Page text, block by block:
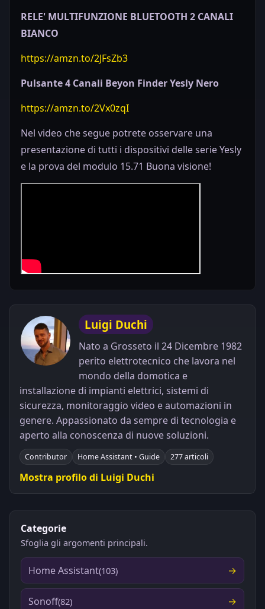
RELE' MULTIFUNZIONE BLUETOOTH 2 CANALI
BIANCO
https://amzn.to/2JFsZb3
Pulsante 4 Canali Beyon Finder Yesly Nero
https://amzn.to/2Vx0zqI
Nel video che segue potrete osservare una
presentazione di tutti i dispositivi delle serie Yesly
e la prova del modulo 15.71 Buona visione!
Luigi Duchi
Nato a Grosseto il 24 Dicembre 1982
perito elettrotecnico che lavora nel
mondo della domotica e
installazione di impianti elettrici, sistemi di
sicurezza, monitoraggio video e automazioni in
genere. Appassionato da sempre di tecnologia e
aperto alla conoscenza di nuove soluzioni.
Contributor Home Assistant • Guide 277 articoli
Mostra profilo di Luigi Duchi
Categorie
Sfoglia gli argomenti principali.
Home Assistant(103)
Sonoff(82)